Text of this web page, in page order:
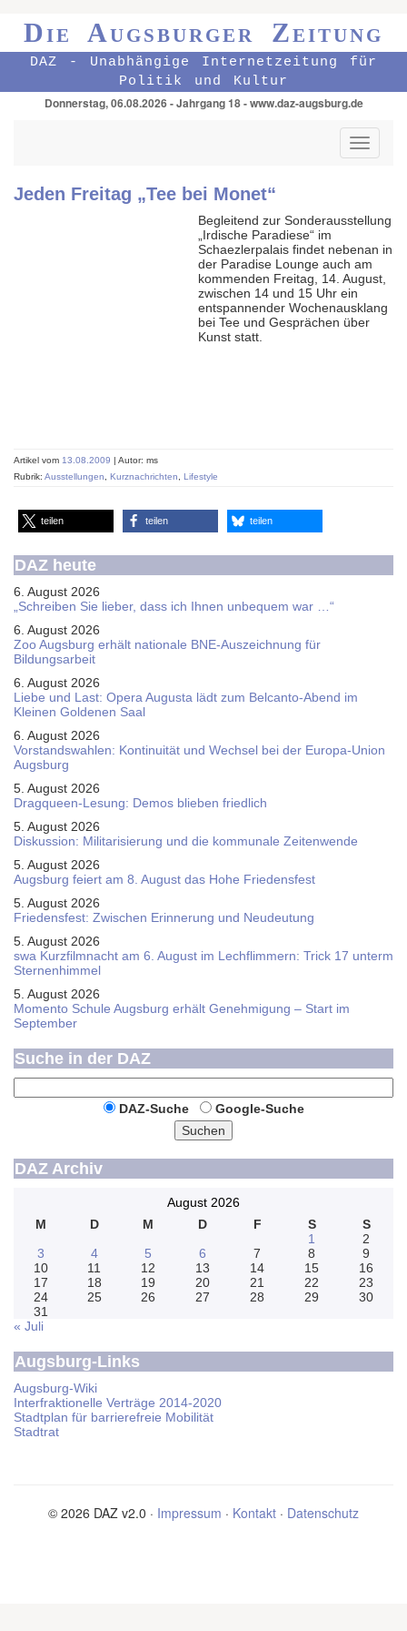
Die Augsburger Zeitung
DAZ - Unabhängige Internetzeitung für
Politik und Kultur
Donnerstag, 06.08.2026 - Jahrgang 18 - www.daz-augsburg.de
Toggle
Jeden Freitag „Tee bei Monet“
Begleitend zur Sonderausstellung
„Irdische Paradiese“ im
Schaezlerpalais findet nebenan in
der Paradise Lounge auch am
kommenden Freitag, 14. August,
zwischen 14 und 15 Uhr ein
entspannender Wochenausklang
bei Tee und Gesprächen über
Kunst statt.
Artikel vom 13.08.2009 | Autor: ms
Rubrik: Ausstellungen Kurznachrichten Lifestyle
teilen teilen teilen
DAZ heute
6. August 2026
„Schreiben Sie lieber, dass ich Ihnen unbequem war …“
6. August 2026
Zoo Augsburg erhält nationale BNE-Auszeichnung für
Bildungsarbeit
6. August 2026
Liebe und Last: Opera Augusta lädt zum Belcanto-Abend im
Kleinen Goldenen Saal
6. August 2026
Vorstandswahlen: Kontinuität und Wechsel bei der Europa-Union
Augsburg
5. August 2026
Dragqueen-Lesung: Demos blieben friedlich
5. August 2026
Diskussion: Mi­li­ta­ri­sie­rung und die kommunale Zeitenwende
5. August 2026
Augsburg feiert am 8. August das Hohe Friedensfest
5. August 2026
Friedensfest: Zwischen Erinnerung und Neudeutung
5. August 2026
swa Kurz­film­nacht am 6. August im Lech­flim­mern: Trick 17 unterm
Sternen­himmel
5. August 2026
Momento Schule Augsburg erhält Genehmigung – Start im
September
Suche in der DAZ
DAZ-Suche
Google-Suche
Suchen
DAZ Archiv
August 2026
M
D M D F S
S
1
2
3
4 5 6 7 8
9
10
11 12 13 14 15
16
17
18 19 20 21 22
23
24
25 26 27 28 29
30
31
« Juli
Augsburg-Links
Augsburg-Wiki
Interfraktionelle Verträge 2014-2020
Stadtplan für barrierefreie Mobilität
Stadtrat
© 2026 DAZ v2.0 · Impressum · Kontakt · Datenschutz